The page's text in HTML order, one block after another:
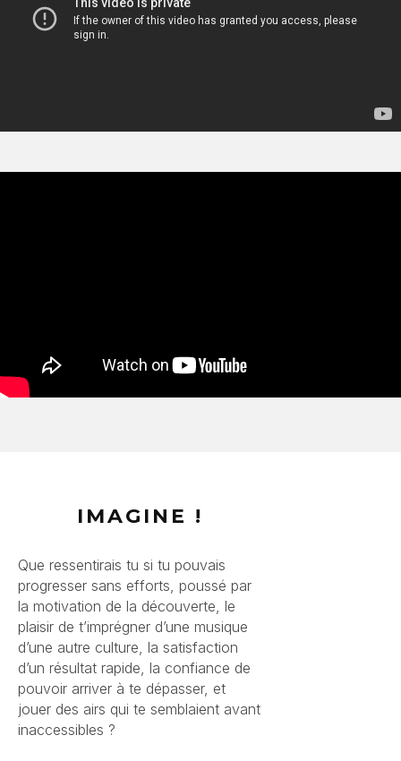
IMAGINE !
Que ressentirais tu si tu pouvais
progresser sans efforts, poussé par
la motivation de la découverte, le
plaisir de t’imprégner d’une musique
d’une autre culture, la satisfaction
d’un résultat rapide, la confiance de
pouvoir arriver à te dépasser, et
jouer des airs qui te semblaient avant
inaccessibles ?